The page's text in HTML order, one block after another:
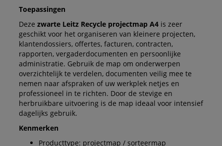
Toepassingen
Deze zwarte Leitz Recycle projectmap A4is zeer
geschikt voor het organiseren van kleinere projecten,
klantendossiers, offertes, facturen, contracten,
rapporten, vergaderdocumenten en persoonlijke
administratie. Gebruik de map om onderwerpen
overzichtelijk te verdelen, documenten veilig mee te
nemen naar afspraken of uw werkplek netjes en
professioneel in te richten. Door de stevige en
herbruikbare uitvoering is de map ideaal voor intensief
dagelijks gebruik.
Kenmerken
Producttype: projectmap / sorteermap